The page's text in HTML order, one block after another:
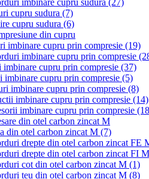
imbinare cupru sudura (27)
cupru sudura (7)
cupru sudura (6)
din cupru
imbinare cupru prin compresie (19)
imbinare cupru prin compresie
imbinare cupru prin compresie (37)
imbinare cupru prin compresie (5)
imbinare cupru prin compresie (8)
imbinare cupru prin compresie (14)
imbinare cupru prin compresie
din otel carbon zincat M
din otel carbon zincat M (7)
drepte din otel carbon zincat FE
drepte din otel carbon zincat FI M
cot din otel carbon zincat M (1)
teu din otel carbon zincat M (8)